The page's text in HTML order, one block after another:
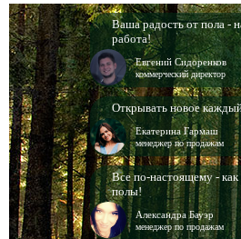
Ваша радость от пола -
работа!
Евгений Сидоренков
коммерческий директор
Открывать новое
Екатерина Гармаш
менеджер по продажам
Все по-настоящему -
полы!
Александра Бауэр
менеджер по продажам